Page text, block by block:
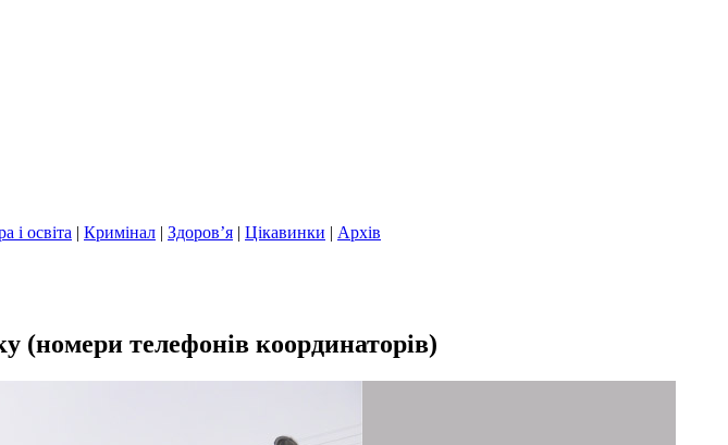
і освіта | Кримінал | Здоров’я | Цікавинки | Архів
(номери телефонів координаторів)